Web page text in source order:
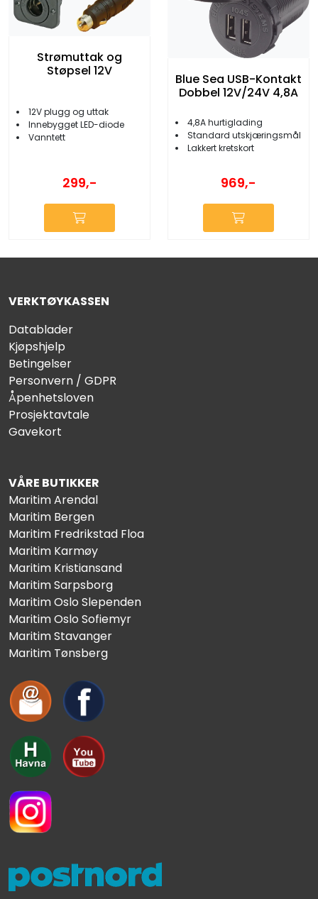
Strømuttak og
Støpsel 12V
12V plugg og uttak
Innebygget LED-diode
Vanntett
299,-
Blue Sea USB-Kontakt
Dobbel 12V/24V 4,8A
4,8A hurtiglading
Standard utskjæringsmål
Lakkert kretskort
969,-
VERKTØYKASSEN
Datablader
Kjøpshjelp
Betingelser
Personvern / GDPR
Åpenhetsloven
Prosjektavtale
Gavekort
VÅRE BUTIKKER
Maritim Arendal
Maritim Bergen
Maritim Fredrikstad Floa
Maritim Karmøy
Maritim Kristiansand
Maritim Sarpsborg
Maritim Oslo Slependen
Maritim Oslo Sofiemyr
Maritim Stavanger
Maritim Tønsberg